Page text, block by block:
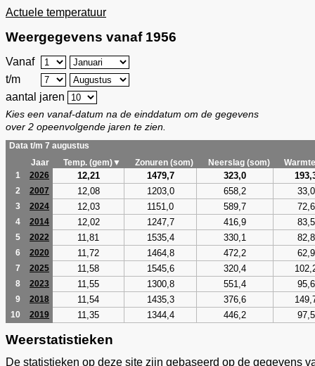
Actuele temperatuur
Weergegevens vanaf 1956
Vanaf
t/m
aantal jaren
Kies een vanaf-datum na de einddatum om de gegevens
over 2 opeenvolgende jaren te zien.
Data t/m 7 augustus
Jaar
Temp. (gem)▼ Zonuren (som) Neerslag (som)
1
2026 12,21 1479,7 323,0
2 2007 12,08 1203,0 658,2 33,0
3 2024 12,03 1151,0 589,7 72,6
4 2014 12,02 1247,7 416,9 83,5
5 2022 11,81 1535,4 330,1 82,8
6 2020 11,72 1464,8 472,2 62,9
7 2025 11,58 1545,6 320,4
8 2023 11,55 1300,8 551,4 95,6
9 2018 11,54 1435,3 376,6
10 2019 11,35 1344,4 446,2 97,5
Weerstatistieken
De statistieken op deze site zijn gebaseerd op de gegevens